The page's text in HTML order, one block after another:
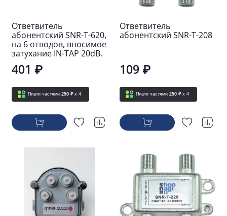
Ответвитель
абонентский SNR-T-620,
на 6 отводов, вносимое
затухание IN-TAP 20dB.
401 ₽
Плати частями 250 ₽ x 4
Ответвитель
абонентский SNR-T-208
109 ₽
Плати частями 250 ₽ x 4